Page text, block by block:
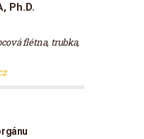
Ph.D.
flétna, trubka,